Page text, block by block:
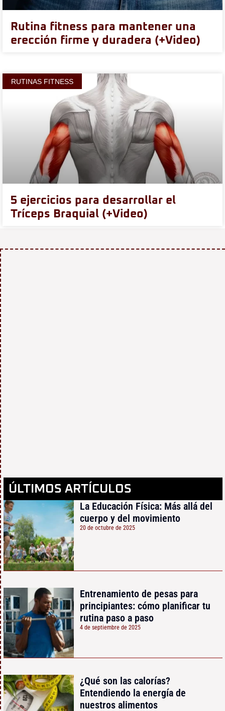
Rutina fitness para mantener una
erección firme y duradera (+Video)
RUTINAS FITNESS
5 ejercicios para desarrollar el
Tríceps Braquial (+Video)
ÚLTIMOS ARTÍCULOS
La Educación Física: Más allá del
cuerpo y del movimiento
20 de octubre de 2025
Entrenamiento de pesas para
principiantes: cómo planificar tu
rutina paso a paso
4 de septiembre de 2025
¿Qué son las calorías?
Entendiendo la energía de
nuestros alimentos